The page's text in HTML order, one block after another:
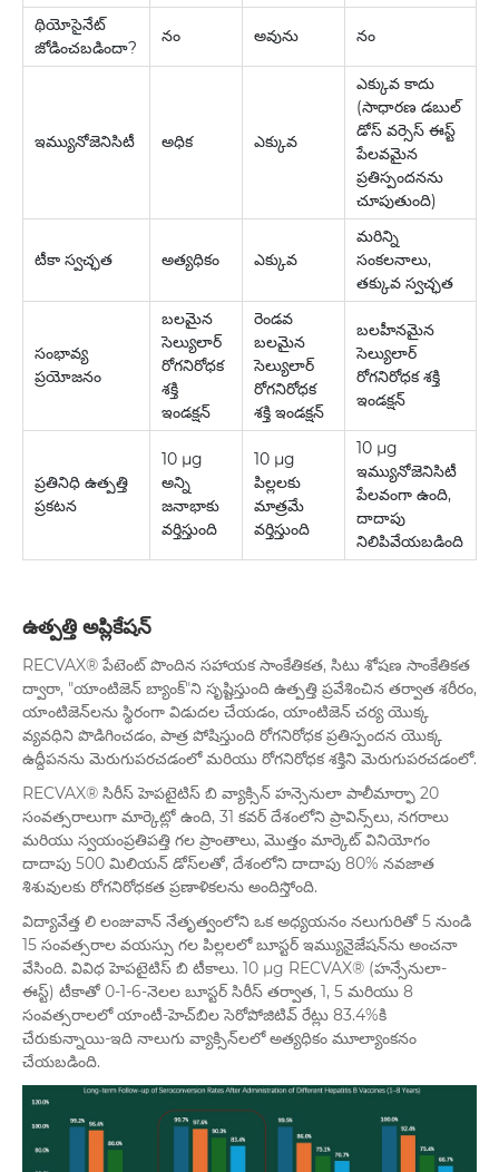
థియోసైనేట్
జోడించబడిందా?
నం అవును నం
ఇమ్యునోజెనిసిటీ అధిక ఎక్కువ
ఎక్కువ కాదు
(సాధారణ డబుల్
డోస్ వర్సెస్ ఈస్ట్
పేలవమైన
ప్రతిస్పందనను
చూపుతుంది)
టీకా స్వచ్ఛత అత్యధికం ఎక్కువ
మరిన్ని
సంకలనాలు,
తక్కువ స్వచ్ఛత
సంభావ్య
ప్రయోజనం
బలమైన
సెల్యులార్
రోగనిరోధక
శక్తి
ఇండక్షన్
రెండవ
బలమైన
సెల్యులార్
రోగనిరోధక
శక్తి ఇండక్షన్
బలహీనమైన
సెల్యులార్
రోగనిరోధక శక్తి
ఇండక్షన్
ప్రతినిధి ఉత్పత్తి
ప్రకటన
10 µg
అన్ని
జనాభాకు
వర్తిస్తుంది
10 µg
పిల్లలకు
మాత్రమే
వర్తిస్తుంది
10 μg
ఇమ్యునోజెనిసిటీ
పేలవంగా ఉంది,
దాదాపు
నిలిపివేయబడింది
ఉత్పత్తి అప్లికేషన్
RECVAX® పేటెంట్ పొందిన సహాయక సాంకేతికత, సిటు శోషణ సాంకేతికత
ద్వారా, "యాంటిజెన్ బ్యాంక్"ని సృష్టిస్తుంది ఉత్పత్తి ప్రవేశించిన తర్వాత శరీరం,
యాంటిజెన్‌లను స్థిరంగా విడుదల చేయడం, యాంటిజెన్ చర్య యొక్క
వ్యవధిని పొడిగించడం, పాత్ర పోషిస్తుంది రోగనిరోధక ప్రతిస్పందన యొక్క
ఉద్దీపనను మెరుగుపరచడంలో మరియు రోగనిరోధక శక్తిని మెరుగుపరచడంలో.
RECVAX® సిరీస్ హెపటైటిస్ బి వ్యాక్సిన్ హన్సెనులా పాలీమార్ఫా 20
సంవత్సరాలుగా మార్కెట్లో ఉంది, 31 కవర్ దేశంలోని ప్రావిన్స్‌లు, నగరాలు
మరియు స్వయంప్రతిపత్తి గల ప్రాంతాలు, మొత్తం మార్కెట్ వినియోగం
దాదాపు 500 మిలియన్ డోస్‌లతో, దేశంలోని దాదాపు 80% నవజాత
శిశువులకు రోగనిరోధకత ప్రణాళికలను అందిస్తోంది.
విద్యావేత్త లి లంజువాన్ నేతృత్వంలోని ఒక అధ్యయనం నలుగురితో 5 నుండి
15 సంవత్సరాల వయస్సు గల పిల్లలలో బూస్టర్ ఇమ్యునైజేషన్‌ను అంచనా
వేసింది. వివిధ హెపటైటిస్ బి టీకాలు. 10 μg RECVAX® (హన్సేనులా-
ఈస్ట్) టీకాతో 0-1-6-నెలల బూస్టర్ సిరీస్ తర్వాత, 1, 5 మరియు 8
సంవత్సరాలలో యాంటీ-హెచ్‌బిల సెరోపోజిటివ్ రేట్లు 83.4%కి
చేరుకున్నాయి-ఇది నాలుగు వ్యాక్సిన్‌లలో అత్యధికం మూల్యాంకనం
చేయబడింది.